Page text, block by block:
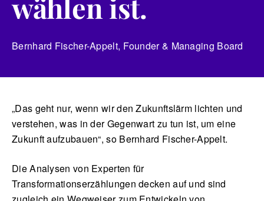
Bernhard Fischer-Appelt, Founder & Managing Board
„Das geht nur, wenn wir den Zukunftslärm lichten und
verstehen, was in der Gegenwart zu tun ist, um eine
Zukunft aufzubauen“, so Bernhard Fischer-Appelt.
Die Analysen von Experten für
Transformationserzählungen decken auf und sind